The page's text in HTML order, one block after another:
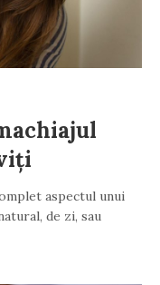
aspectul unui
de zi, sau